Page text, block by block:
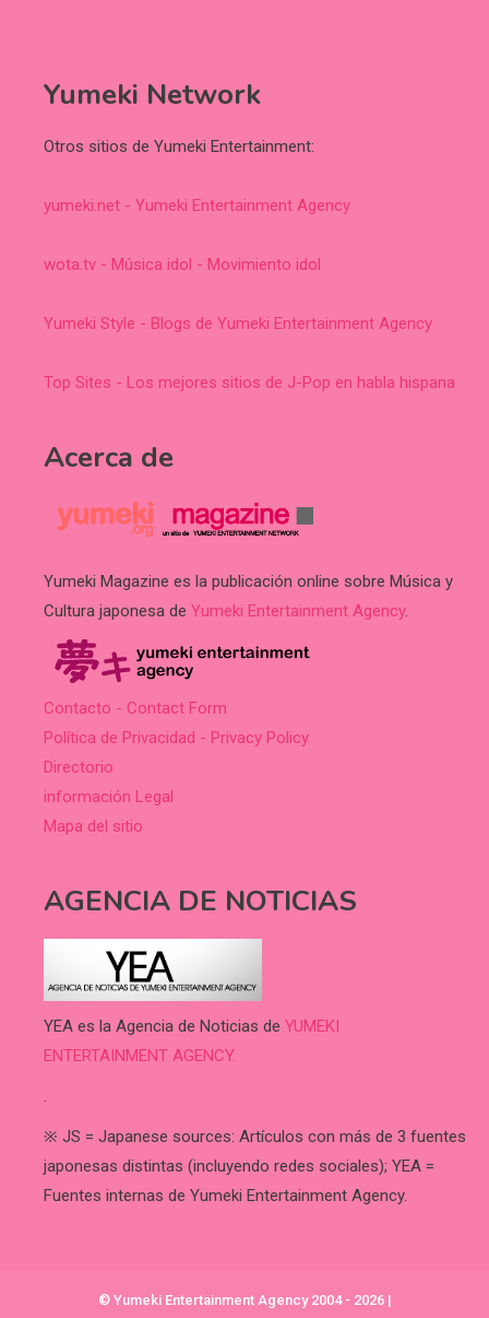
Yumeki Network
Otros sitios de Yumeki Entertainment:
yumeki.net - Yumeki Entertainment Agency
wota.tv - Música idol - Movimiento idol
Yumeki Style - Blogs de Yumeki Entertainment Agency
Top Sites - Los mejores sitios de J-Pop en habla hispana
Acerca de
Yumeki Magazine es la publicación online sobre Música y
Cultura japonesa de Yumeki Entertainment Agency.
Contacto - Contact Form
Política de Privacidad - Privacy Policy
Directorio
información Legal
Mapa del sitio
AGENCIA DE NOTICIAS
YEA es la Agencia de Noticias de YUMEKI
ENTERTAINMENT AGENCY.
.
※ JS = Japanese sources: Artículos con más de 3 fuentes
japonesas distintas (incluyendo redes sociales); YEA =
Fuentes internas de Yumeki Entertainment Agency.
© Yumeki Entertainment Agency 2004 - 2026 |